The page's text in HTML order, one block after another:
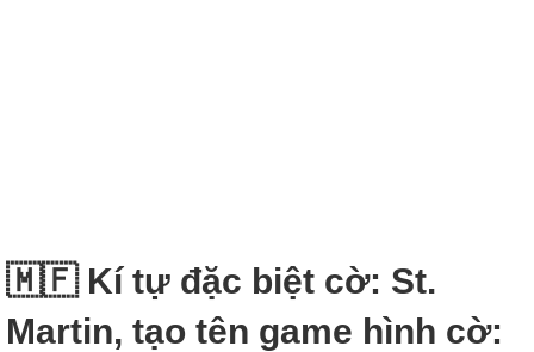
🇲🇫 Kí tự đặc biệt cờ: St.
Martin, tạo tên game hình cờ: